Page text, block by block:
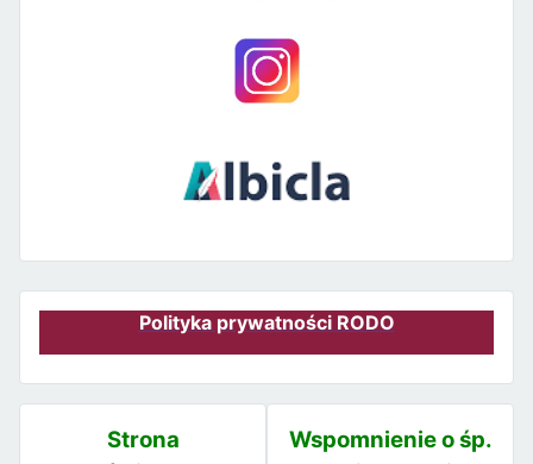
Polityka prywatności RODO
Strona
Wspomnienie o śp.